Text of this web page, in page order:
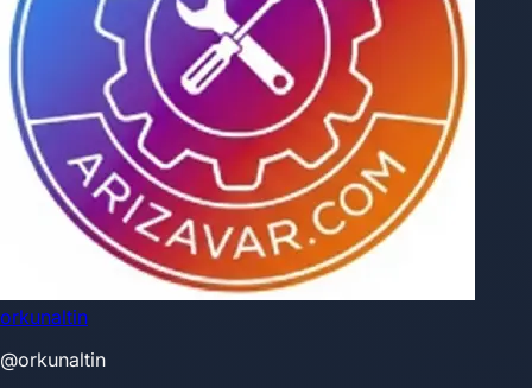
orkunaltin
@orkunaltin